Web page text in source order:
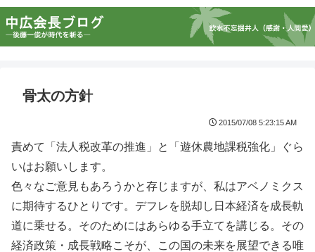
骨太の方針
2015/07/08 5:23:15 AM
責めて「法人税改革の推進」と「遊休農地課税強化」ぐら
いはお願いします。
色々なご意見もあろうかと存じますが、私はアベノミクス
に期待するひとりです。デフレを脱却し日本経済を成長軌
道に乗せる。そのためにはあらゆる手立てを講じる。その
経済政策・成長戦略こそが、この国の未来を展望できる唯